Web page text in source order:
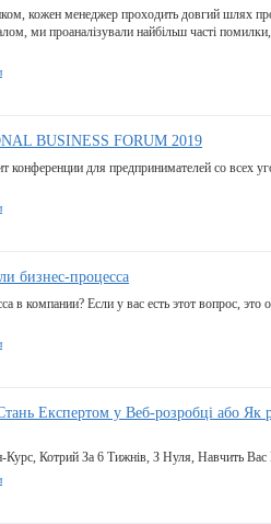
кожен менеджер проходить довгий шлях
ми проаналізували найбільш часті
BUSINESS FORUM 2019
для предпринимателей со всех
бизнес-процесса
в компании? Если у вас есть этот вопрос,
Експертом у Веб-розробці або Як
Котрий За 6 Тижнів, З Нуля, Навчить Вас